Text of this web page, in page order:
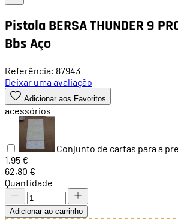
Pistola BERSA THUNDER 9
Bbs Aço
Referência: 87943
Deixar uma avaliação
Adicionar aos Favoritos
acessórios
Conjunto de cartas para a
1,95 €
62,80 €
Quantidade
Adicionar ao carrinho